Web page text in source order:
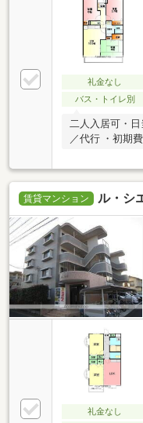
礼金なし
バス・トイレ別
二人入居可・
／代行 ・初期
賃貸マンション ル・シ
礼金なし